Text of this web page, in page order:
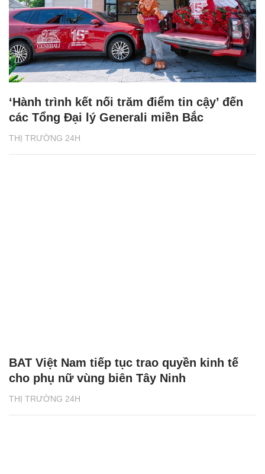
THỊ TRƯỜNG 24H
‘Hành trình kết nối trăm điểm tin cậy’ đến
các Tổng Đại lý Generali miền Bắc
THỊ TRƯỜNG 24H
BAT Việt Nam tiếp tục trao quyền kinh tế
cho phụ nữ vùng biên Tây Ninh